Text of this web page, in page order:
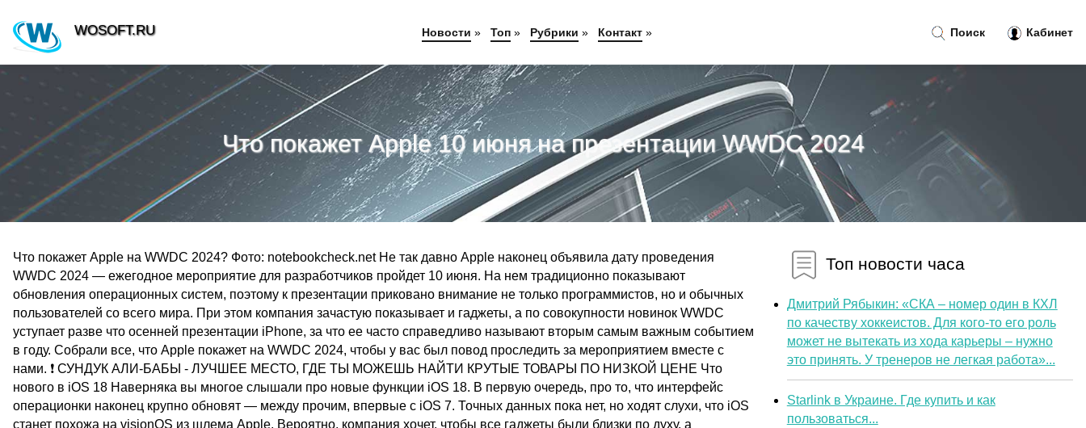
Что покажет Apple 10 июня на презентации WWDC 2024
Что покажет Apple на WWDC 2024? Фото: notebookcheck.net Не так давно Apple наконец объявила дату проведения
WWDC 2024 — ежегодное мероприятие для разработчиков пройдет 10 июня. На нем традиционно показывают
обновления операционных систем, поэтому к презентации приковано внимание не только программистов, но и обычных
пользователей со всего мира. При этом компания зачастую показывает и гаджеты, а по совокупности новинок WWDC
уступает разве что осенней презентации iPhone, за что ее часто справедливо называют вторым самым важным событием
в году. Собрали все, что Apple покажет на WWDC 2024, чтобы у вас был повод проследить за мероприятием вместе с
нами. ❗ СУНДУК АЛИ-БАБЫ - ЛУЧШЕЕ МЕСТО, ГДЕ ТЫ МОЖЕШЬ НАЙТИ КРУТЫЕ ТОВАРЫ ПО НИЗКОЙ ЦЕНЕ Что
нового в iOS 18 Наверняка вы многое слышали про новые функции iOS 18. В первую очередь, про то, что интерфейс
операционки наконец крупно обновят — между прочим, впервые с iOS 7. Точных данных пока нет, но ходят слухи, что iOS
станет похожа на visionOS из шлема Apple. Вероятно, компания хочет, чтобы все гаджеты были близки по духу, а
Топ новости часа
Дмитрий Рябыкин: «СКА – номер один в КХЛ
по качеству хоккеистов. Для кого-то его роль
может не вытекать из хода карьеры – нужно
это принять. У тренеров не легкая работа»...
Starlink в Украине. Где купить и как
пользоваться...
Поиск Кабинет
WOSOFT.RU Новости » Топ» Рубрики » Контакт»